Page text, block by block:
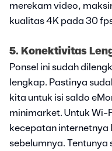
merekam video,
kualitas 4K pada 30
5. Konektivitas
Ponsel ini sudah
lengkap. Pastinya
kita untuk isi saldo
minimarket. Untuk Wi-
kecepatan internetnya
sebelumnya. Tentunya